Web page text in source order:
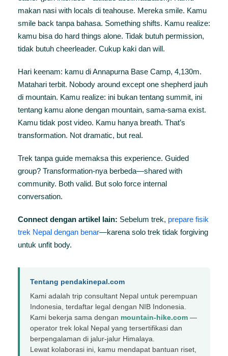
makan nasi with locals di teahouse. Mereka smile. Kamu
smile back tanpa bahasa. Something shifts. Kamu realize:
kamu bisa do hard things alone. Tidak butuh permission,
tidak butuh cheerleader. Cukup kaki dan will.
Hari keenam: kamu di Annapurna Base Camp, 4,130m.
Matahari terbit. Nobody around except one shepherd jauh
di mountain. Kamu realize: ini bukan tentang summit, ini
tentang kamu alone dengan mountain, sama-sama exist.
Kamu tidak post video. Kamu hanya breath. That’s
transformation. Not dramatic, but real.
Trek tanpa guide memaksa this experience. Guided
group? Transformation-nya berbeda—shared with
community. Both valid. But solo force internal
conversation.
Connect dengan artikel lain: Sebelum trek, prepare fisik
trek Nepal dengan benar—karena solo trek tidak forgiving
untuk unfit body.
Tentang pendakinepal.com
Kami adalah trip consultant Nepal untuk perempuan
Indonesia, terdaftar legal dengan NIB Indonesia.
Kami bekerja sama dengan mountain-hike.com —
operator trek lokal Nepal yang tersertifikasi dan
berpengalaman di jalur-jalur Himalaya.
Lewat kolaborasi ini, kamu mendapat bantuan riset,